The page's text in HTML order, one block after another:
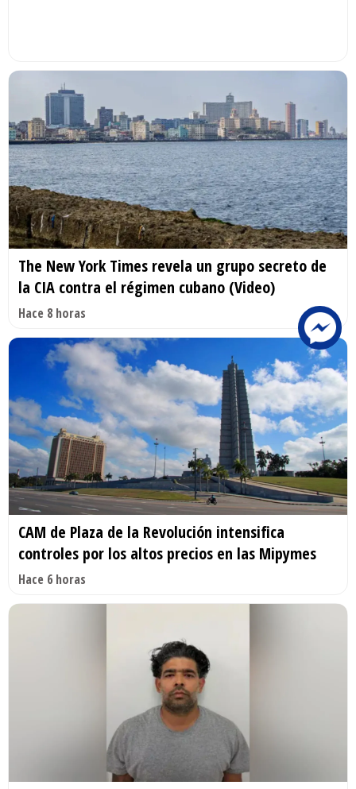
The New York Times revela un grupo secreto de
la CIA contra el régimen cubano (Video)
Hace 8 horas
CAM de Plaza de la Revolución intensifica
controles por los altos precios en las Mipymes
Hace 6 horas